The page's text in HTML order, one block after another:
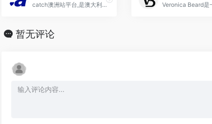
catch澳洲站平台,是澳大利亚每日交易量最大的网站
暂无评论